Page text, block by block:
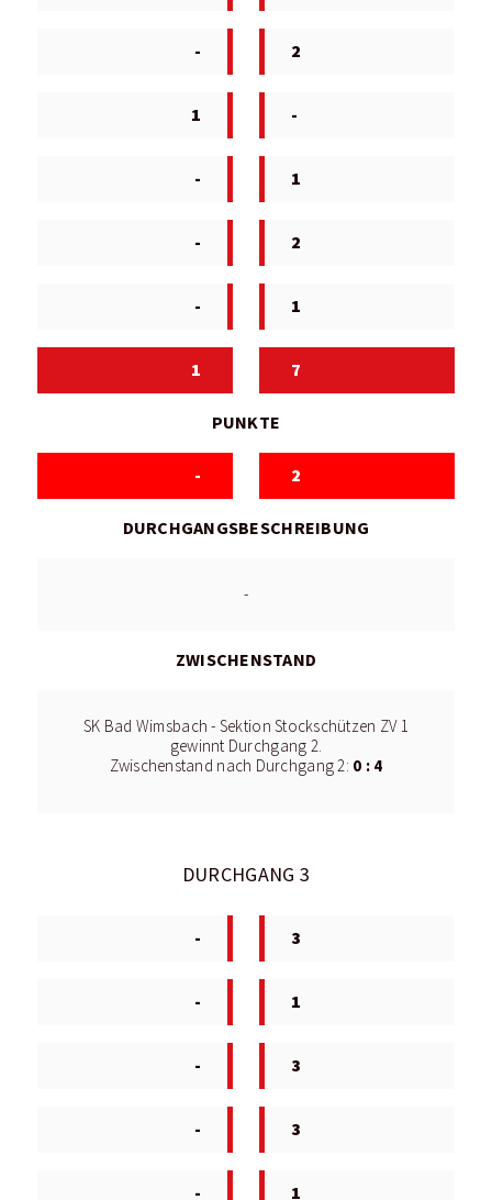
- 2
1 -
- 1
- 2
- 1
1 7
PUNKTE
- 2
DURCHGANGSBESCHREIBUNG
-
ZWISCHENSTAND
SK Bad Wimsbach - Sektion Stockschützen ZV 1
gewinnt Durchgang 2.
Zwischenstand nach Durchgang 2: 0 : 4
DURCHGANG 3
- 3
- 1
- 3
- 3
- 1